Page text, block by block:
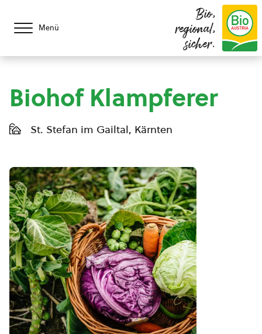
Menü
Bio,
regional,
sicher.
Biohof Klampferer
St. Stefan im Gailtal, Kärnten